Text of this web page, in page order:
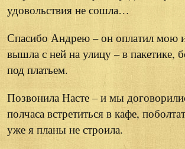
удовольствия не сошла…
Спасибо Андрею – он оплатил мою
вышла с ней на улицу – в пакетике,
под платьем.
Позвонила Насте – и мы
полчаса встретиться в кафе,
уже я планы не строила.